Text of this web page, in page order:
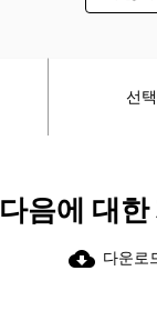
선
다음에 대한
cloud_download 다운로